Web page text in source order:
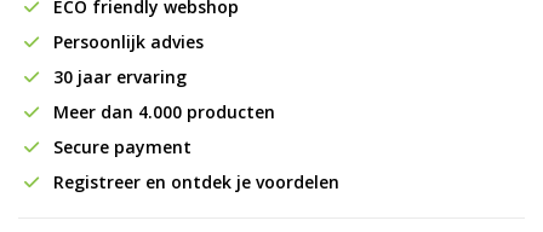
ECO friendly webshop
Persoonlijk advies
30 jaar ervaring
Meer dan 4.000 producten
Secure payment
Registreer en ontdek je voordelen